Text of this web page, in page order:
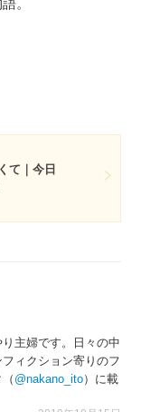
。
て｜今日
主婦です。日々の中
ィクション寄りのフ
@nakano_ito）に載